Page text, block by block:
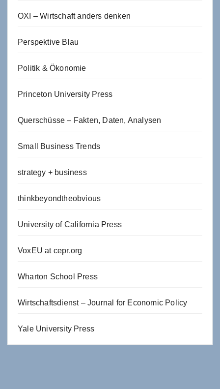
OXI – Wirtschaft anders denken
Perspektive Blau
Politik & Ökonomie
Princeton University Press
Querschüsse – Fakten, Daten, Analysen
Small Business Trends
strategy + business
thinkbeyondtheobvious
University of California Press
VoxEU at cepr.org
Wharton School Press
Wirtschaftsdienst – Journal for Economic Policy
Yale University Press